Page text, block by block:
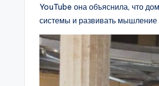
YouTube она объяснила, что
системы и развивать мышление